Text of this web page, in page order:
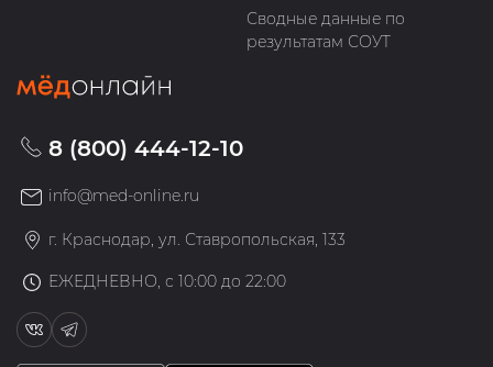
Сводные данные по
результатам СОУТ
8 (800) 444-12-10
info@med-online.ru
г. Краснодар, ул. Ставропольская, 133
ЕЖЕДНЕВНО, с 10:00 до 22:00